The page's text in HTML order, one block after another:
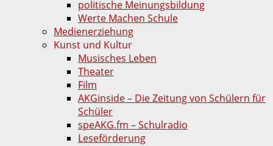
politische Meinungsbildung
Werte Machen Schule
Medienerziehung
Kunst und Kultur
Musisches Leben
Theater
Film
AKGinside – Die Zeitung von Schülern für
Schüler
speAKG.fm – Schulradio
Leseförderung